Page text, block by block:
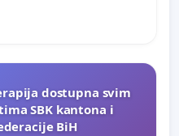
dostupna svim
SBK kantona i
BiH